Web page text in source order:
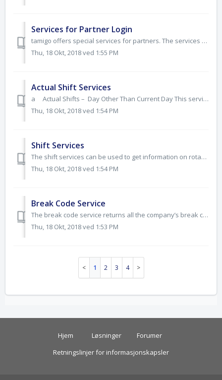
Services for Partner Login
tamigo offers special services for partners. The services are listed below. Only a partner login has access to these services. Create New Company Thi...
Thu, 18 Okt, 2018 ved 1:55 PM
Actual Shift Services
a Actual Shifts – Day Other Than Current Day This service returns a list of the actual shifts (worked shifts from the timesheet) for the day, includi...
Thu, 18 Okt, 2018 ved 1:54 PM
Shift Services
The shift services can be used to get information on rotas and upcoming shifts. a) My Overview This service returns a list of the logged in employees’ up...
Thu, 18 Okt, 2018 ved 1:54 PM
Break Code Service
The break code service returns all the company’s break codes (including custom and standard). Get Break Codes Request (JSON) GET /Breakcodes/?securityTo...
Thu, 18 Okt, 2018 ved 1:53 PM
1 2 3 4
Hjem Løsninger
Forumer
Retningslinjer for informasjonskapsler